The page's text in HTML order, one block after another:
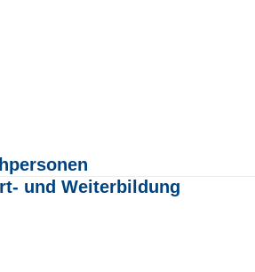
und Weiterbildung